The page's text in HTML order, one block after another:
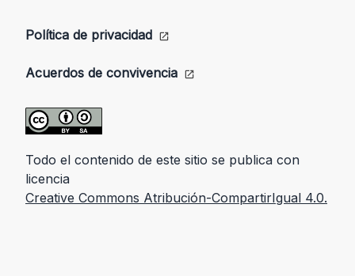
Política de privacidad
Acuerdos de convivencia
Todo el contenido de este sitio se publica con
licencia
Creative Commons Atribución-CompartirIgual 4.0.